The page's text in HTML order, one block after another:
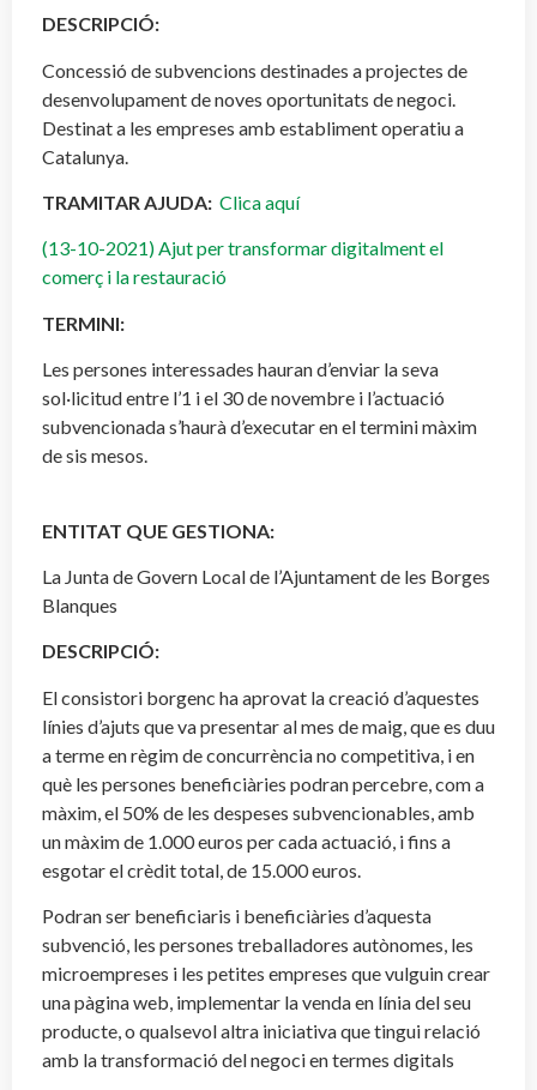
DESCRIPCIÓ:
Concessió de subvencions destinades a projectes de
desenvolupament de noves oportunitats de negoci.
Destinat a les empreses amb establiment operatiu a
Catalunya.
TRAMITAR AJUDA: Clica aquí
(13-10-2021) Ajut per transformar digitalment el
comerç i la restauració
TERMINI:
Les persones interessades hauran d’enviar la seva
sol·licitud entre l’1 i el 30 de novembre i l’actuació
subvencionada s’haurà d’executar en el termini màxim
de sis mesos.
ENTITAT QUE GESTIONA:
La Junta de Govern Local de l’Ajuntament de les Borges
Blanques
DESCRIPCIÓ:
El consistori borgenc ha aprovat la creació d’aquestes
línies d’ajuts que va presentar al mes de maig, que es duu
a terme en règim de concurrència no competitiva, i en
què les persones beneficiàries podran percebre, com a
màxim, el 50% de les despeses subvencionables, amb
un màxim de 1.000 euros per cada actuació, i fins a
esgotar el crèdit total, de 15.000 euros.
Podran ser beneficiaris i beneficiàries d’aquesta
subvenció, les persones treballadores autònomes, les
microempreses i les petites empreses que vulguin crear
una pàgina web, implementar la venda en línia del seu
producte, o qualsevol altra iniciativa que tingui relació
amb la transformació del negoci en termes digitals